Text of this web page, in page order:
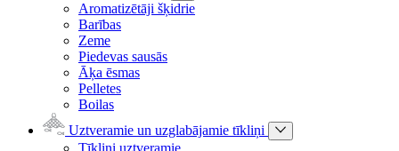
Aromatizētāji šķidrie
Barības
Zeme
Piedevas sausās
Āķa ēsmas
Pelletes
Boilas
Uztveramie un uzglabājamie tīkliņi
Tīkliņi uztveramie